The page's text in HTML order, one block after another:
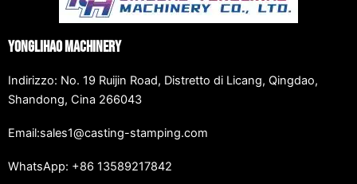
Yonglihao Machinery
Indirizzo: No. 19 Ruijin Road, Distretto di Licang, Qingdao,
Shandong, Cina 266043
Email:sales1@casting-stamping.com
WhatsApp: +86 13589217842